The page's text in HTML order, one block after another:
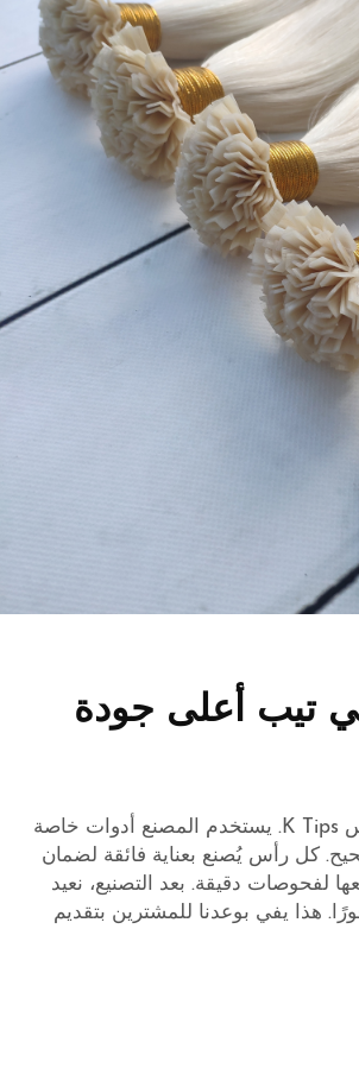
تيب أعلى جودة
بعد ذلك، نتابع بدقة عملية تصنيع رؤوس K Tips. يستخدم المصنع أدوات خاصة
كل رأس يُصنع بعناية فائقة لضمان
لفحوصات دقيقة. بعد التصنيع، نعيد
هذا يفي بوعدنا للمشترين بتقديم